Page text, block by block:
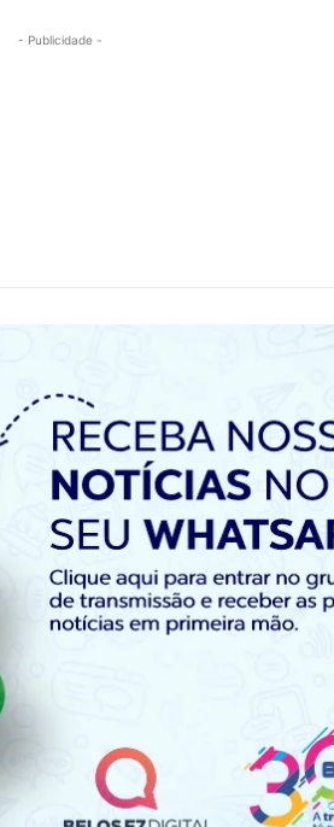
- Publicidade -